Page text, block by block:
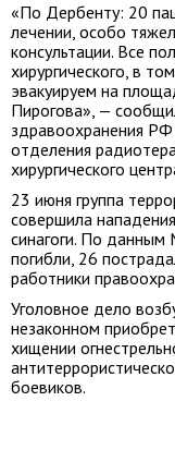
«По Дербенту: 20
лечении, особо
консультации. Все
хирургического, в
эвакуируем на
Пирогова», —
здравоохранения
отделения
хирургического
23 июня группа
совершила
синагоги. По данным
погибли, 26
работники
Уголовное дело
незаконном
хищении
боевиков.